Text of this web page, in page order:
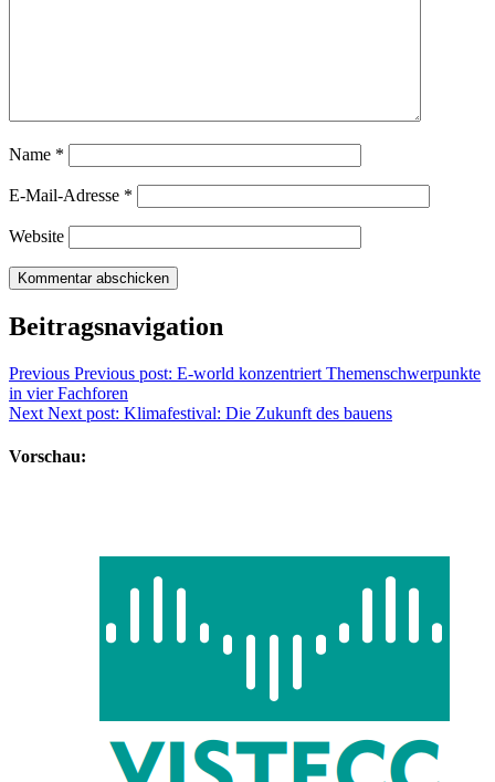
Name *
E-Mail-Adresse *
Website
Beitragsnavigation
Previous Previous post: E-world konzentriert Themenschwerpunkte
in vier Fachforen
Next Next post: Klimafestival: Die Zukunft des bauens
Vorschau: